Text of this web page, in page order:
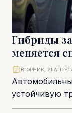
Гибриды
меняется
устойчивую
автомобили
ВТОРНИК, 21